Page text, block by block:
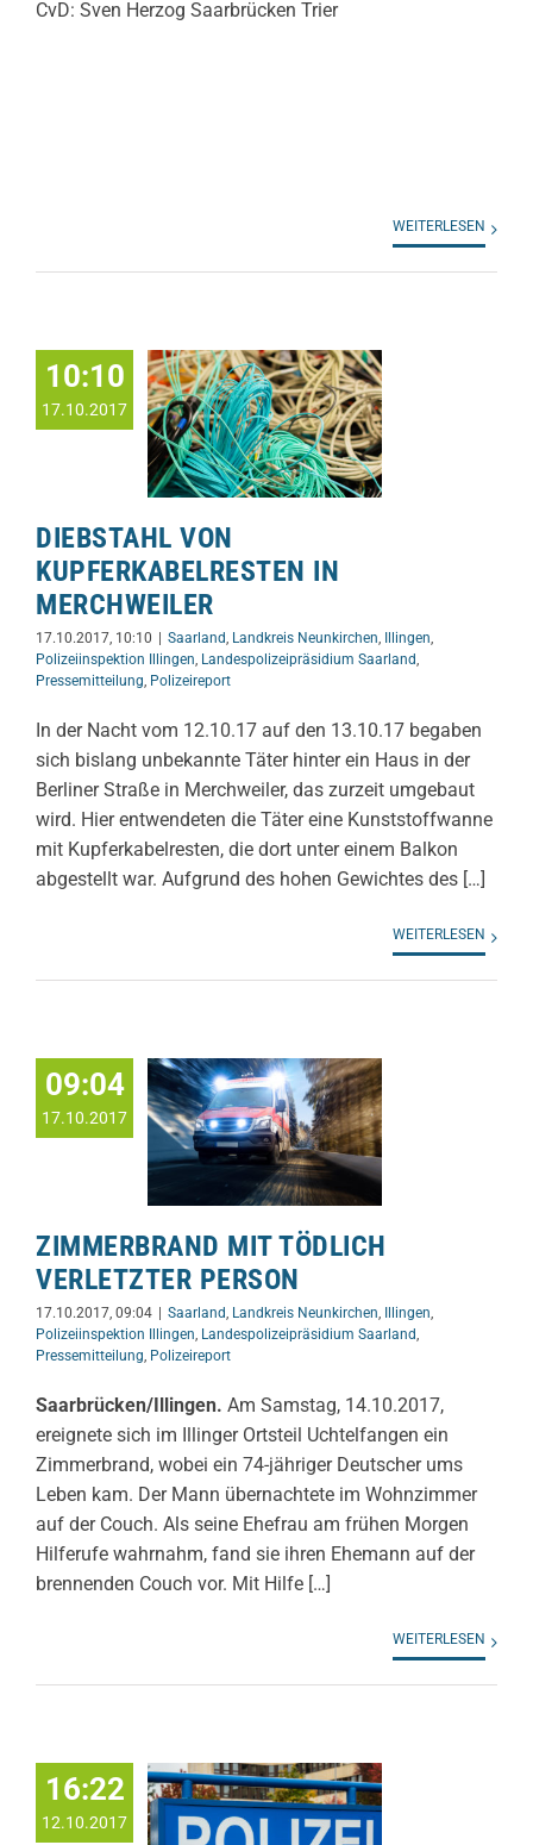
CvD: Sven Herzog Saarbrücken Trier
WEITERLESEN
10:10
17.10.2017
DIEBSTAHL VON
KUPFERKABELRESTEN IN
MERCHWEILER
17.10.2017, 10:10 Saarland, Landkreis Neunkirchen, Illingen,
Polizeiinspektion Illingen, Landespolizeipräsidium Saarland,
Pressemitteilung, Polizeireport
In der Nacht vom 12.10.17 auf den 13.10.17 begaben
sich bislang unbekannte Täter hinter ein Haus in der
Berliner Straße in Merchweiler, das zurzeit umgebaut
wird. Hier entwendeten die Täter eine Kunststoffwanne
mit Kupferkabelresten, die dort unter einem Balkon
abgestellt war. Aufgrund des hohen Gewichtes des […]
WEITERLESEN
09:04
17.10.2017
ZIMMERBRAND MIT TÖDLICH
VERLETZTER PERSON
17.10.2017, 09:04 Saarland, Landkreis Neunkirchen, Illingen,
Polizeiinspektion Illingen, Landespolizeipräsidium Saarland,
Pressemitteilung, Polizeireport
Saarbrücken/Illingen. Am Samstag, 14.10.2017,
ereignete sich im Illinger Ortsteil Uchtelfangen ein
Zimmerbrand, wobei ein 74-jähriger Deutscher ums
Leben kam. Der Mann übernachtete im Wohnzimmer
auf der Couch. Als seine Ehefrau am frühen Morgen
Hilferufe wahrnahm, fand sie ihren Ehemann auf der
brennenden Couch vor. Mit Hilfe […]
WEITERLESEN
16:22
12.10.2017